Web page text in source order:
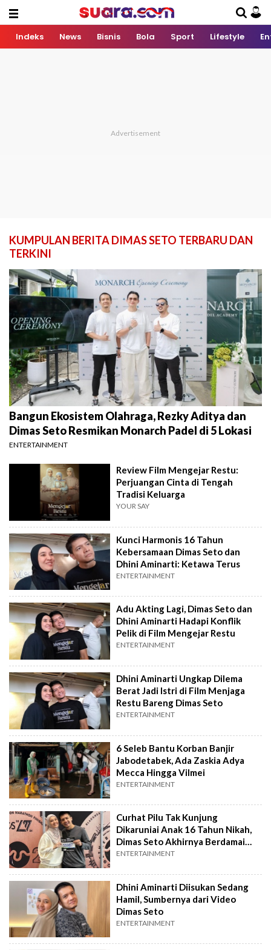
Indeks News Bisnis Bola Sport Lifestyle
KUMPULAN BERITA DIMAS SETO TERBARU DAN
TERKINI
Bangun Ekosistem Olahraga, Rezky Aditya dan
Dimas Seto Resmikan Monarch Padel di 5 Lokasi
ENTERTAINMENT
Review Film Mengejar Restu:
Perjuangan Cinta di Tengah
Tradisi Keluarga
YOUR SAY
Kunci Harmonis 16 Tahun
Kebersamaan Dimas Seto dan
Dhini Aminarti: Ketawa Terus
ENTERTAINMENT
Adu Akting Lagi, Dimas Seto dan
Dhini Aminarti Hadapi Konflik
Pelik di Film Mengejar Restu
ENTERTAINMENT
Dhini Aminarti Ungkap Dilema
Berat Jadi Istri di Film Menjaga
Restu Bareng Dimas Seto
ENTERTAINMENT
6 Seleb Bantu Korban Banjir
Jabodetabek, Ada Zaskia Adya
Mecca Hingga Vilmei
ENTERTAINMENT
Curhat Pilu Tak Kunjung
Dikaruniai Anak 16 Tahun Nikah,
Dimas Seto Akhirnya Berdamai
dengan Takdir
ENTERTAINMENT
Dhini Aminarti Diisukan Sedang
Hamil, Sumbernya dari Video
Dimas Seto
ENTERTAINMENT